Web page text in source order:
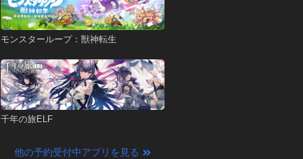
モンスターループ：獣神転生
千年の旅ELF
他の予約受付中アプリを見る